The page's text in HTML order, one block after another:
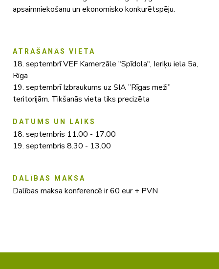
apsaimniekošanu un ekonomisko konkurētspēju.
ATRAŠANĀS VIETA
18. septembrī VEF Kamerzāle "Spīdola", Ieriķu iela 5a,
Rīga
19. septembrī Izbraukums uz SIA ”Rīgas meži”
teritorijām. Tikšanās vieta tiks precizēta
DATUMS UN LAIKS
18. septembris 11.00 - 17.00
19. septembris 8.30 - 13.00
DALĪBAS MAKSA
Dalības maksa konferencē ir 60 eur + PVN